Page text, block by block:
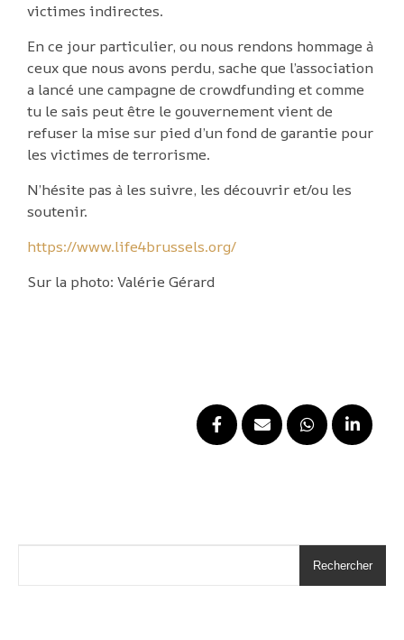
victimes indirectes.
En ce jour particulier, ou nous rendons hommage à
ceux que nous avons perdu, sache que l’association
a lancé une campagne de crowdfunding et comme
tu le sais peut être le gouvernement vient de
refuser la mise sur pied d’un fond de garantie pour
les victimes de terrorisme.
N’hésite pas à les suivre, les découvrir et/ou les
soutenir.
https://www.life4brussels.org/
Sur la photo: Valérie Gérard
Rechercher